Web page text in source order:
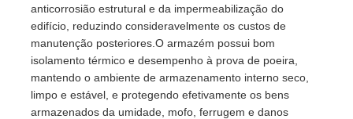
anticorrosião estrutural e da impermeabilização do
edifício, reduzindo consideravelmente os custos de
manutenção posteriores.O armazém possui bom
isolamento térmico e desempenho à prova de poeira,
mantendo o ambiente de armazenamento interno seco,
limpo e estável, e protegendo efetivamente os bens
armazenados da umidade, mofo, ferrugem e danos